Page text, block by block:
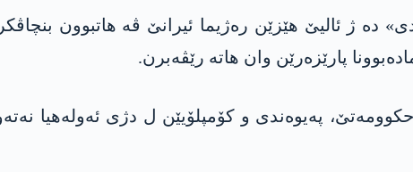
دە ژ ئالیێ هێزێن رەژیما ئیرانێ ڤە هاتبوون
پارێزەرێن وان هاتە رێڤەبرن.
پەیوەندی و کۆمپلۆیێن ل دژی ئەولەهیا